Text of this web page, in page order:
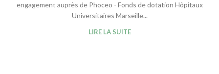
engagement auprès de Phoceo - Fonds de dotation Hôpitaux
Universitaires Marseille...
LIRE LA SUITE